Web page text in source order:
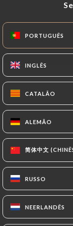
PORTUGUÊS
INGLÊS
CATALÃO
ALEMÃO
简体中文
RUSSO
NEERLANDÊS
PORTUGUÊS
INGLÊS
CATALÃO
ALEMÃO
简体中文
RUSSO
NEERLANDÊS